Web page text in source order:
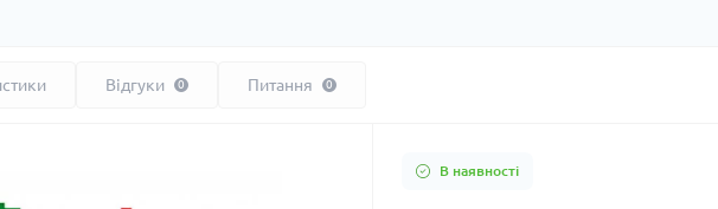
Відгуки 0 Питання 0
В наявності